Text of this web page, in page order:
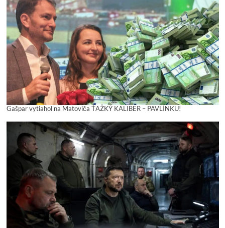
Gašpar vytiahol na Matoviča ŤAŽKÝ KALIBER – PAVLÍNKU!